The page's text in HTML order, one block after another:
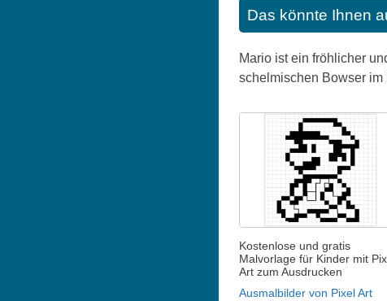
Das könnte Ihnen
Mario ist ein fröhlicher
schelmischen Bowser
Kostenlose und gratis
Malvorlage für Kinder mit
Art zum Ausdrucken
Ausmalbilder von Pixel Art